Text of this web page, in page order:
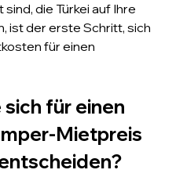
die Türkei auf Ihre
ist der erste Schritt, sich
für einen
für einen
Mietpreis